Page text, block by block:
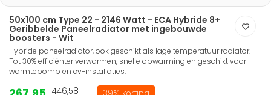
50x100 cm Type 22 - 2146 Watt - ECA Hybride 8+
Geribbelde Paneelradiator met ingebouwde
boosters - Wit
Hybride paneelradiator, ook geschikt als lage temperatuur radiator.
Tot 30% efficiënter verwarmen, snelle opwarming en geschikt voor
warmtepomp en cv-installaties.
446,58